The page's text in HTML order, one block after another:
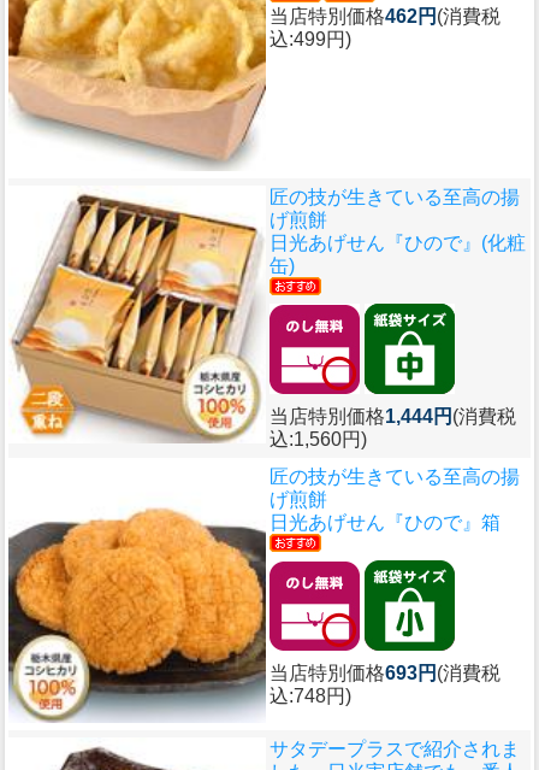
当店特別価格462円 (消費税
込:499円)
匠の技が生きている至高の揚
げ煎餅
日光あげせん『ひので』(化粧
缶)
当店特別価格1,444円 (消費税
込:1,560円)
匠の技が生きている至高の揚
げ煎餅
日光あげせん『ひので』箱
当店特別価格693円 (消費税
込:748円)
サタデープラスで紹介されま